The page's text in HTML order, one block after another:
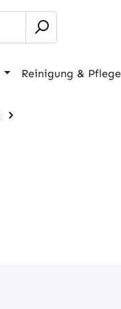
Reinigung & Pflege